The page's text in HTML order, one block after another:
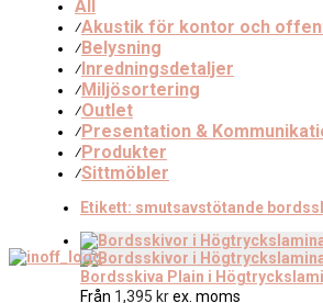
All
⁄Akustik för kontor och
⁄Belysning
⁄Inredningsdetaljer
⁄Miljösortering
⁄Outlet
⁄Presentation &
⁄Produkter
⁄Sittmöbler
Etikett: smutsavstötande
Bordsskiva Plain i
Från 1,395 krex. moms